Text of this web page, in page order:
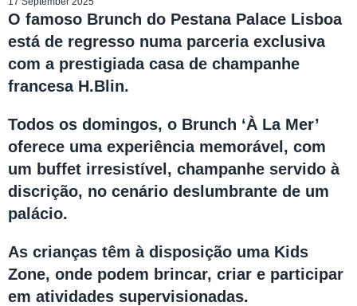
O famoso Brunch do Pestana Palace Lisboa
está de regresso numa parceria exclusiva
com a prestigiada casa de champanhe
francesa H.Blin.
Todos os domingos, o Brunch ‘À La Mer’
oferece uma experiência memorável, com
um buffet irresistível, champanhe servido à
discrição, no cenário deslumbrante de um
palácio.
As crianças têm à disposição uma Kids
Zone, onde podem brincar, criar e participar
em atividades supervisionadas.